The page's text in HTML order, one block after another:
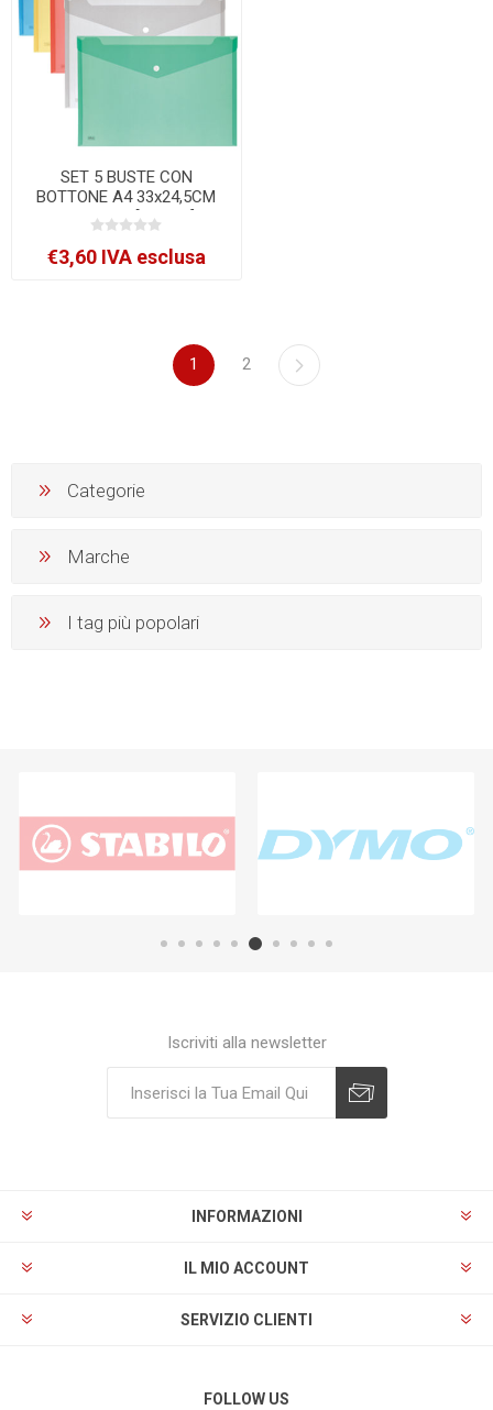
SET 5 BUSTE CON
BOTTONE A4 33x24,5CM
COL. ASS. [2192-5]
€3,60 IVA esclusa
1 2
Categorie
Marche
I tag più popolari
Iscriviti alla newsletter
INFORMAZIONI
IL MIO ACCOUNT
SERVIZIO CLIENTI
FOLLOW US